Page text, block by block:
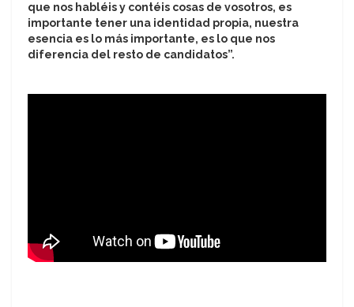
que nos habléis y contéis cosas de vosotros, es
importante tener una identidad propia, nuestra
esencia es lo más importante, es lo que nos
diferencia del resto de candidatos”.